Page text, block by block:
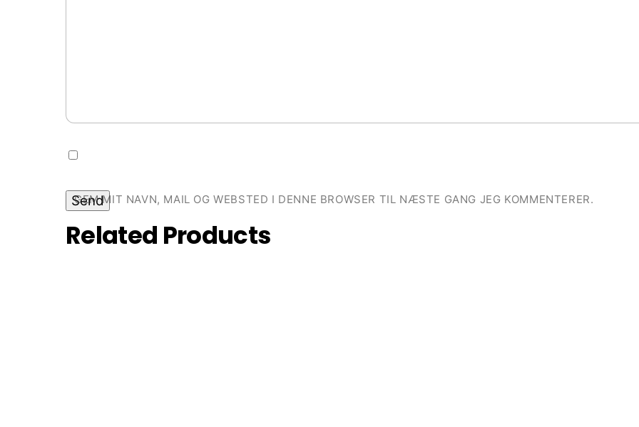
GEM MIT NAVN, MAIL OG WEBSTED I DENNE BROWSER TIL NÆSTE GANG JEG KOMMENTERER.
Related Products